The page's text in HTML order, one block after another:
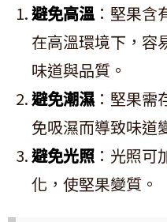
避免高溫：堅果含
在高溫環境下，容
味道與品質。
避免潮濕 ：堅果需
免吸濕而導致味道
避免光照 ：光照
化，使堅果變質。